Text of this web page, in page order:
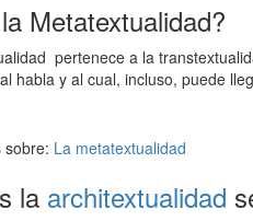
la Metatextualidad?
pertenece a la
habla y al cual, incluso, puede
sobre: La metatextualidad
la architextualidad